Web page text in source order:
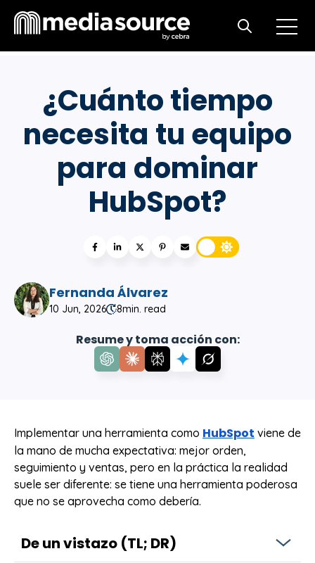
Open
Open search
¿Cuánto tiempo
necesita tu equipo
para dominar
HubSpot?
Fernanda Álvarez
10 Jun, 2026 8min. read
Resume y toma acción con:
Implementar una herramienta como HubSpot viene de
la mano de mucha expectativa: mejor orden,
seguimiento y ventas, pero en la práctica la realidad
suele ser diferente: se tiene una herramienta poderosa
que no se aprovecha como debería.
De un vistazo (TL; DR)